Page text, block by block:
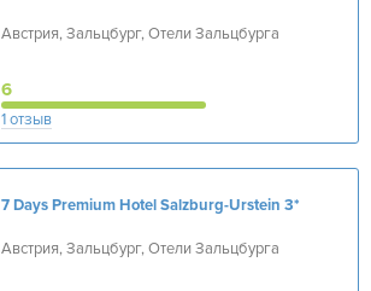
Австрия, Зальцбург, Отели Зальцбурга
6
1 отзыв
7 Days Premium Hotel Salzburg-Urstein 3*
Австрия, Зальцбург, Отели Зальцбурга